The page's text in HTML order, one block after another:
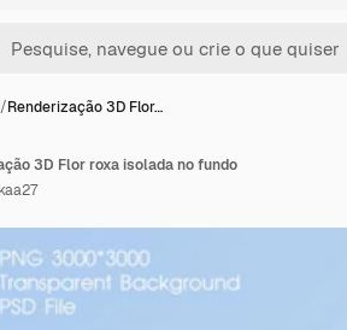
/Renderização 3D Flor…
3D Flor roxa isolada no fundo